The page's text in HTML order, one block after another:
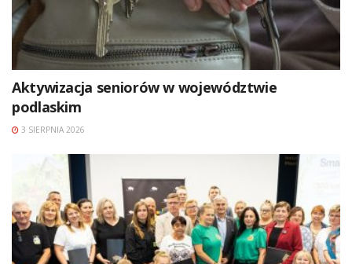
Aktywizacja seniorów w województwie
podlaskim
3 SIERPNIA 2026